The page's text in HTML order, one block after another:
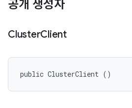
공개 생성자
ClusterClient
public ClusterClient ()